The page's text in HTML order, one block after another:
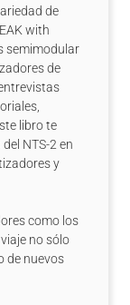
de
with
semimodular
de
libro te
NTS-2 en
y
como los
no sólo
de nuevos